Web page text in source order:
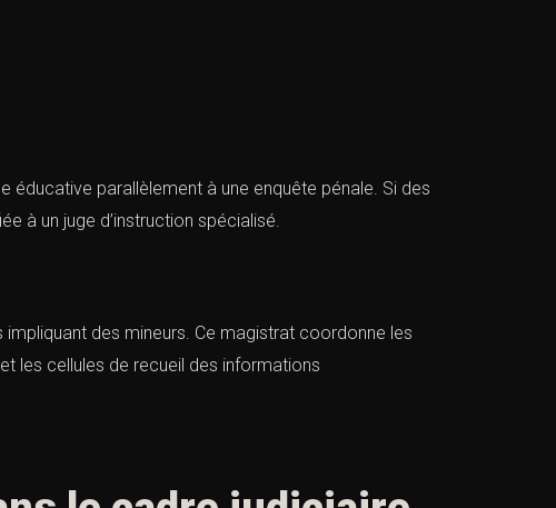
éducative parallèlement à une enquête pénale. Si des
à un juge d’instruction spécialisé.
des mineurs. Ce magistrat coordonne les
les cellules de recueil des informations